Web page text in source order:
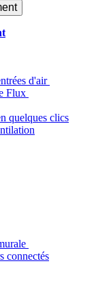
d'air
Flux
quelques clics
connectés